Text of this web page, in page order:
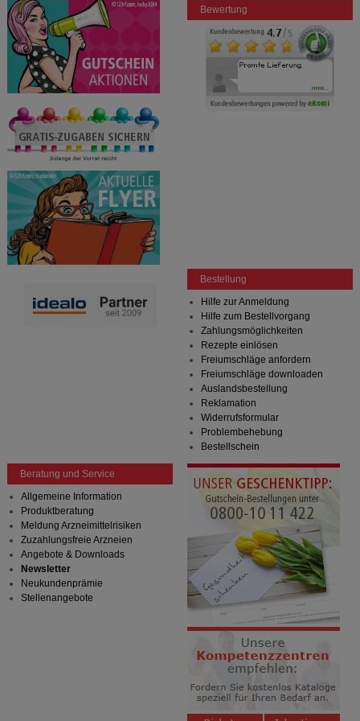
anzuzeigen und unser Partnerprogramm zu
betreiben.
Statistik & Tracking:
Hierüber lassen sich
Informationen über die Art und Weise der Nutzung
unserer Website sammeln, mit deren Hilfe wir unsere
Website weiter für Sie optimieren können, den Inhalt
auf unserer Website aber auch die Werbung auf
Drittseiten möglichst relevant für Sie zu gestalten.
Bitte beachten Sie, dass Daten hierfür teilweise an
Dritte wie z.B. Google oder soziale Medien
übertragen werden.
Bewertung
Bestellung
Hilfe zur Anmeldung
Hilfe zum Bestellvorgang
Zahlungsmöglichkeiten
Rezepte einlösen
Freiumschläge anfordern
Freiumschläge downloaden
Auslandsbestellung
Reklamation
Widerrufsformular
Problembehebung
Bestellschein
Beratung und Service
Allgemeine Information
Produktberatung
Meldung Arzneimittelrisiken
Zuzahlungsfreie Arzneien
Angebote & Downloads
Newsletter
Neukundenprämie
Stellenangebote